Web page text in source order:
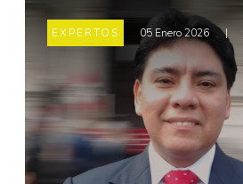
EXPERTOS 05 Enero 2026 |